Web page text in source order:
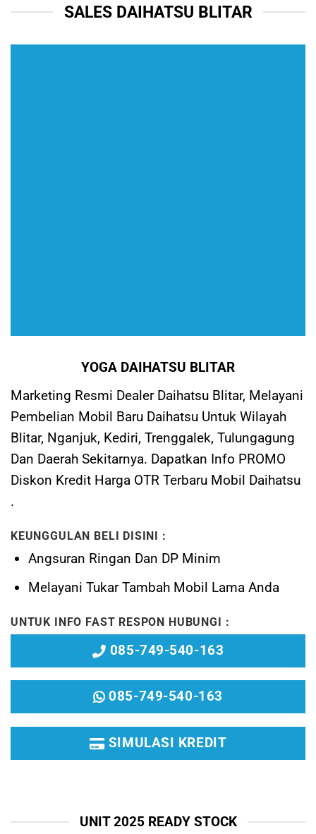
SALES DAIHATSU BLITAR
YOGA DAIHATSU BLITAR
Marketing Resmi Dealer Daihatsu Blitar, Melayani
Pembelian Mobil Baru Daihatsu Untuk Wilayah
Blitar, Nganjuk, Kediri, Trenggalek, Tulungagung
Dan Daerah Sekitarnya. Dapatkan Info PROMO
Diskon Kredit Harga OTR Terbaru Mobil Daihatsu
.
KEUNGGULAN BELI DISINI :
Angsuran Ringan Dan DP Minim
MelayaniTukar Tambah Mobil Lama Anda
UNTUK INFO FAST RESPON HUBUNGI :
085-749-540-163
085-749-540-163
SIMULASI KREDIT
UNIT 2025 READY STOCK